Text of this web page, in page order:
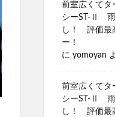
前室広くて
シーST-Ⅱ 雨
し！ 評価最
ー！
に yomoyan
前室広くて
シーST-Ⅱ 雨
し！ 評価最